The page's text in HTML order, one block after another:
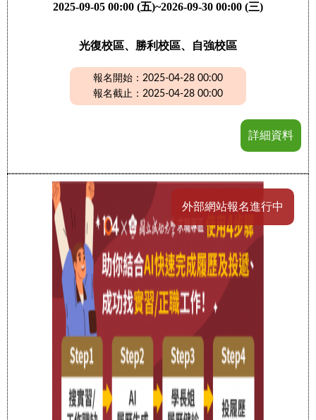
2025-09-05 00:00 (五)~2026-09-30 00:00 (三)
光復校區、勝利校區、自強校區
報名開始：2025-04-28 00:00
報名截止：2025-04-28 00:00
詳細資料
外部網站報名進行中